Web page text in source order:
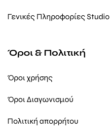
Γενικές Πληροφορίες Studio
Όροι & Πολιτική
Όροι χρήσης
Όροι Διαγωνισμού
Πολιτική απορρήτου